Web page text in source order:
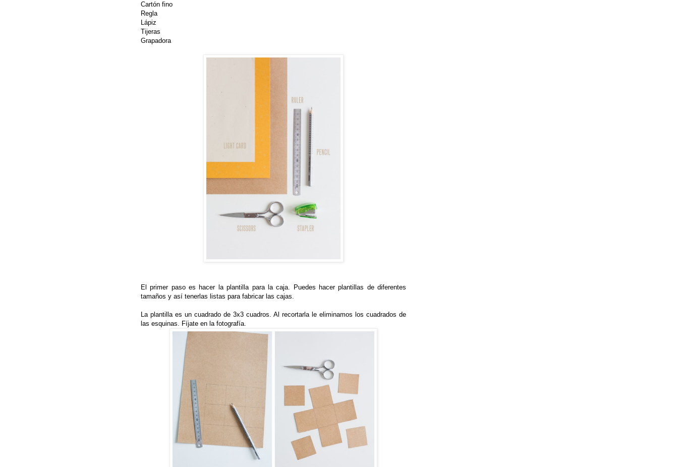
Cartón fino
Regla
Lápiz
Tijeras
Grapadora
El primer paso es hacer la plantilla para la caja. Puedes hacer plantillas de diferentes
tamaños y así tenerlas listas para fabricar las cajas.
La plantilla es un cuadrado de 3x3 cuadros. Al recortarla le eliminamos los cuadrados de
las esquinas. Fíjate en la fotografía.